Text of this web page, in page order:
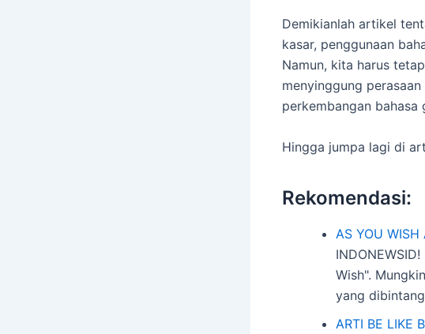
Demikianlah artikel
kasar, penggunaan
Namun, kita harus
menyinggung
perkembangan bahasa
Hingga jumpa lagi di
Rekomendasi:
AS YOU WISH
Wish".
yang
ARTI BE LIKE